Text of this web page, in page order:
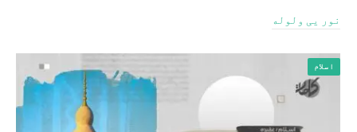
نور یی ولوله
اسلام